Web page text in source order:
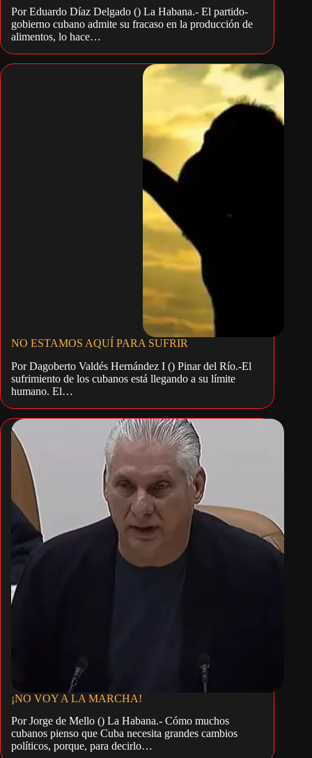
Por Eduardo Díaz Delgado () La Habana.- El partido-
gobierno cubano admite su fracaso en la producción de
alimentos, lo hace…
NO ESTAMOS AQUÍ PARA SUFRIR
Por Dagoberto Valdés Hernández I () Pinar del Río.-El
sufrimiento de los cubanos está llegando a su límite
humano. El…
¡NO VOY A LA MARCHA!
Por Jorge de Mello () La Habana.- Cómo muchos
cubanos pienso que Cuba necesita grandes cambios
políticos, porque, para decirlo…